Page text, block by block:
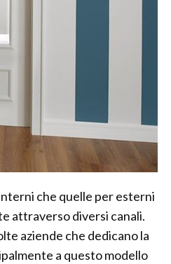
che quelle per esterni
attraverso diversi canali.
aziende che dedicano la
a questo modello